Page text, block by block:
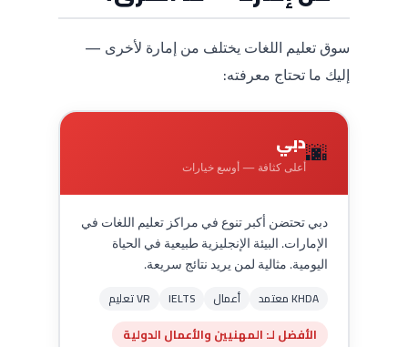
سوق تعليم اللغات يختلف من إمارة لأخرى —
إليك ما تحتاج معرفته:
🌆دبي
أعلى كثافة — أوسع خيارات
دبي تحتضن أكبر تنوع في مراكز تعليم اللغات في
الإمارات. البيئة الإنجليزية طبيعية في الحياة
اليومية. مثالية لمن يريد نتائج سريعة.
KHDA معتمد أعمال IELTS VR تعليم
الأفضل لـ: المهنيين والأعمال الدولية